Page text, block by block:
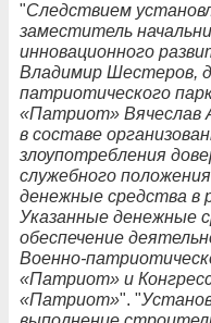
"Следствием
заместитель
инновационного
Владимир Шестеров,
патриотического
«Патриот» Вячеслав
в составе
злоупотребления
служебного
денежные средства в
Указанные денежные
обеспечение
Военно-
«Патриот» и
«Патриот»". "